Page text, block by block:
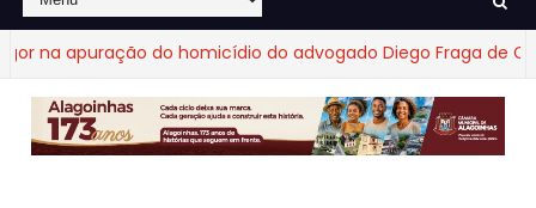
do homicídio do advogado Diego Fraga de Castro